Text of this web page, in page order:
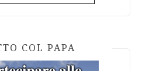
COL PAPA